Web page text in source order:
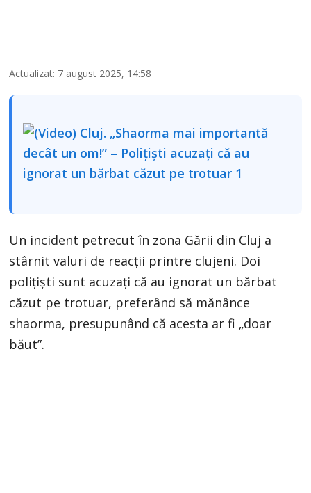
Actualizat: 7 august 2025, 14:58
Un incident petrecut în zona Gării din Cluj a
stârnit valuri de reacții printre clujeni. Doi
polițiști sunt acuzați că au ignorat un bărbat
căzut pe trotuar, preferând să mănânce
shaorma, presupunând că acesta ar fi „doar
băut”.